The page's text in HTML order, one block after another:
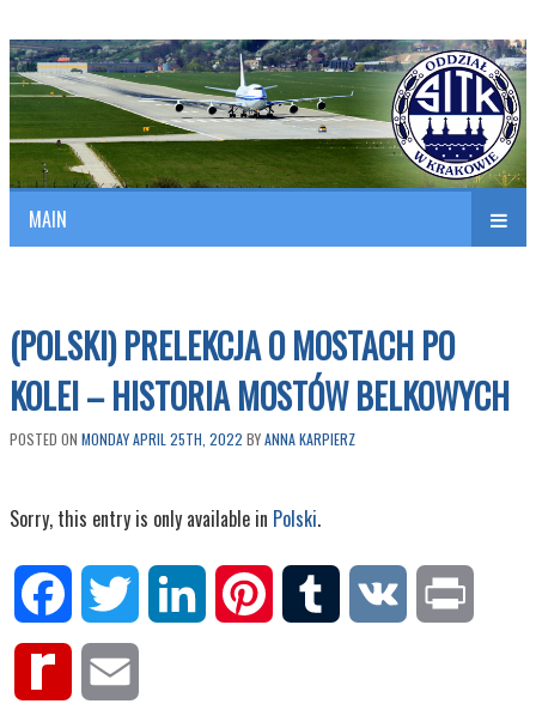
SITK RP Oddział w KRAKOWIE
Polish Association of Engineers & Technicians of Transportation
MAIN
(POLSKI) PRELEKCJA O MOSTACH PO
KOLEI – HISTORIA MOSTÓW BELKOWYCH
POSTED ON MONDAY APRIL 25TH, 2022 BYANNA KARPIERZ
Sorry, this entry is only available in Polski.
Facebook Twitter LinkedIn Pinterest Tumblr VK
Rediff